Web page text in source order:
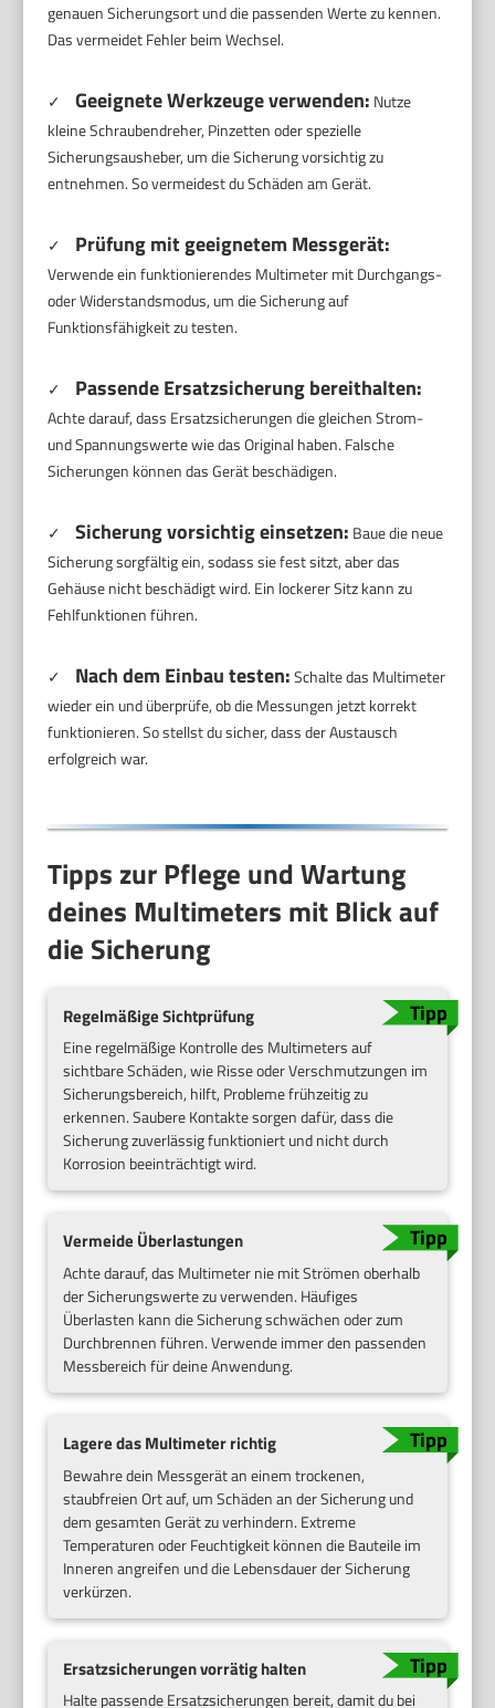
genauen Sicherungsort und die passenden Werte zu kennen.
Das vermeidet Fehler beim Wechsel.
✓ Geeignete Werkzeuge verwenden: Nutze
kleine Schraubendreher, Pinzetten oder spezielle
Sicherungsausheber, um die Sicherung vorsichtig zu
entnehmen. So vermeidest du Schäden am Gerät.
✓ Prüfung mit geeignetem Messgerät:
Verwende ein funktionierendes Multimeter mit Durchgangs-
oder Widerstandsmodus, um die Sicherung auf
Funktionsfähigkeit zu testen.
✓ Passende Ersatzsicherung bereithalten:
Achte darauf, dass Ersatzsicherungen die gleichen Strom-
und Spannungswerte wie das Original haben. Falsche
Sicherungen können das Gerät beschädigen.
✓ Sicherung vorsichtig einsetzen: Baue die neue
Sicherung sorgfältig ein, sodass sie fest sitzt, aber das
Gehäuse nicht beschädigt wird. Ein lockerer Sitz kann zu
Fehlfunktionen führen.
✓ Nach dem Einbau testen:Schalte das Multimeter
wieder ein und überprüfe, ob die Messungen jetzt korrekt
funktionieren. So stellst du sicher, dass der Austausch
erfolgreich war.
Tipps zur Pflege und Wartung
deines Multimeters mit Blick auf
die Sicherung
Regelmäßige Sichtprüfung
Eine regelmäßige Kontrolle des Multimeters auf
sichtbare Schäden, wie Risse oder Verschmutzungen im
Sicherungsbereich, hilft, Probleme frühzeitig zu
erkennen. Saubere Kontakte sorgen dafür, dass die
Sicherung zuverlässig funktioniert und nicht durch
Korrosion beeinträchtigt wird.
Vermeide Überlastungen
Achte darauf, das Multimeter nie mit Strömen oberhalb
der Sicherungswerte zu verwenden. Häufiges
Überlasten kann die Sicherung schwächen oder zum
Durchbrennen führen. Verwende immer den passenden
Messbereich für deine Anwendung.
Lagere das Multimeter richtig
Bewahre dein Messgerät an einem trockenen,
staubfreien Ort auf, um Schäden an der Sicherung und
dem gesamten Gerät zu verhindern. Extreme
Temperaturen oder Feuchtigkeit können die Bauteile im
Inneren angreifen und die Lebensdauer der Sicherung
verkürzen.
Ersatzsicherungen vorrätig halten
Halte passende Ersatzsicherungen bereit, damit du bei